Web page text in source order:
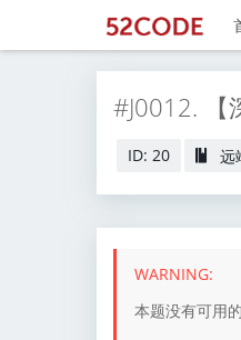
#J0012. 【
ID: 20 远
本题没有可用